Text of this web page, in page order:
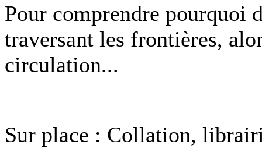
Pour comprendre pourquoi
traversant les frontières,
circulation...
Sur place : Collation,